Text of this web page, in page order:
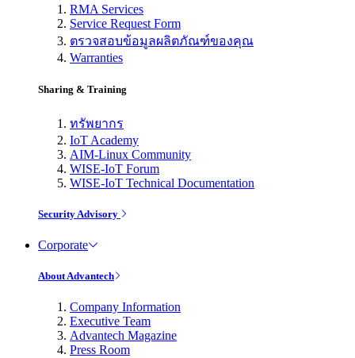
RMA Services
Service Request Form
ตรวจสอบข้อมูลผลิตภัณฑ์ของคุณ
Warranties
Sharing & Training
ทรัพยากร
IoT Academy
AIM-Linux Community
WISE-IoT Forum
WISE-IoT Technical Documentation
Security Advisory
Corporate
About Advantech
Company Information
Executive Team
Advantech Magazine
Press Room